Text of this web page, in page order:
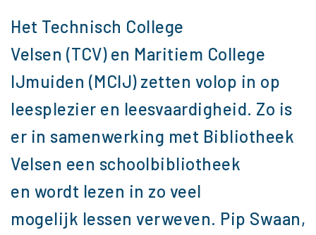
Het Technisch College
Velsen (TCV) en Maritiem College
IJmuiden (MCIJ) zetten volop in op
leesplezier en leesvaardigheid. Zo is
er in samenwerking met Bibliotheek
Velsen een schoolbibliotheek
en wordt lezen in zo veel
mogelijk lessen verweven. Pip Swaan,